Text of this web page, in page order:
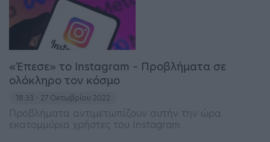
«Έπεσε» το Instagram – Προβλήματα σε
ολόκληρο τον κόσμο
18:33 - 27 Οκτωβρίου 2022
Προβλήματα αντιμετωπίζουν αυτήν την ώρα
εκατομμύρια χρήστες του Instagram